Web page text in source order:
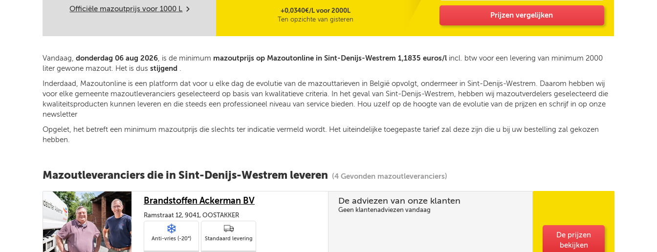
Officiële mazoutprijs voor1000 L m
+0,0340€/L voor 2000L
Ten opzichte van gisteren
Prijzen vergelijken
Vandaag, donderdag 06 aug 2026, is de minimum mazoutprijs op Mazoutonline in Sint-Denijs-Westrem 1,1835 euros/l incl. btw voor een levering van minimum 2000
liter gewone mazout. Het is dus stijgend .
Inderdaad, Mazoutonline is een platform dat voor u elke dag de evolutie van de mazouttarieven in België opvolgt, ondermeer in Sint-Denijs-Westrem. Daarom hebben wij
voor elke gemeente mazoutleveranciers geselecteerd op basis van kwalitatieve criteria. In het geval van Sint-Denijs-Westrem, hebben wij mazoutverdelers geselecteerd die
kwaliteitsproducten kunnen leveren en die steeds een professioneel niveau van service bieden. Hou uzelf op de hoogte van de evolutie van de prijzen en schrijf in op onze
newsletter
Opgelet, het betreft een minimum mazoutprijs die slechts ter indicatie vermeld wordt. Het uiteindelijke toegepaste tarief zal deze zijn die u bij uw bestelling zal gekozen
hebben.
Mazoutleveranciers die in Sint-Denijs-Westrem leveren (4 Gevonden mazoutleveranciers)
Brandstoffen Ackerman BV
Ramstraat 12, 9041, OOSTAKKER
Anti-vries (-20°) Standaard levering
De adviezen van onze klanten
Geen klantenadviezen vandaag
De prijzen
bekijken